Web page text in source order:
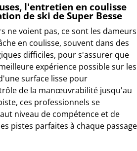
l'entretien en coulisse
de ski de Super Besse
ne voient pas, ce sont les dameurs
en coulisse, souvent dans des
difficiles, pour s'assurer que
expérience possible sur les
surface lisse pour
de la manœuvrabilité jusqu'au
ces professionnels se
niveau de compétence et de
pistes parfaites à chaque passage